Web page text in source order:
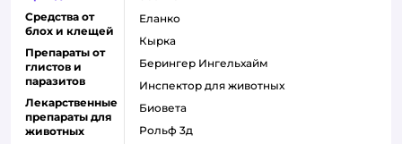
Средства от
блох и клещей
Препараты от
глистов и
паразитов
Лекарственные
препараты для
животных
Еланко
Кырка
Берингер Ингельхайм
Инспектор для животных
Биовета
Рольф 3д